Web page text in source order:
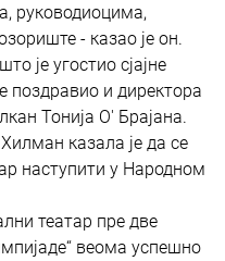
руководиоцима,
- казао је он.
је угостио сјајне
поздравио и директора
Тонија О' Брајана.
казала је да се
наступити у Народном
театар пре две
веома успешно